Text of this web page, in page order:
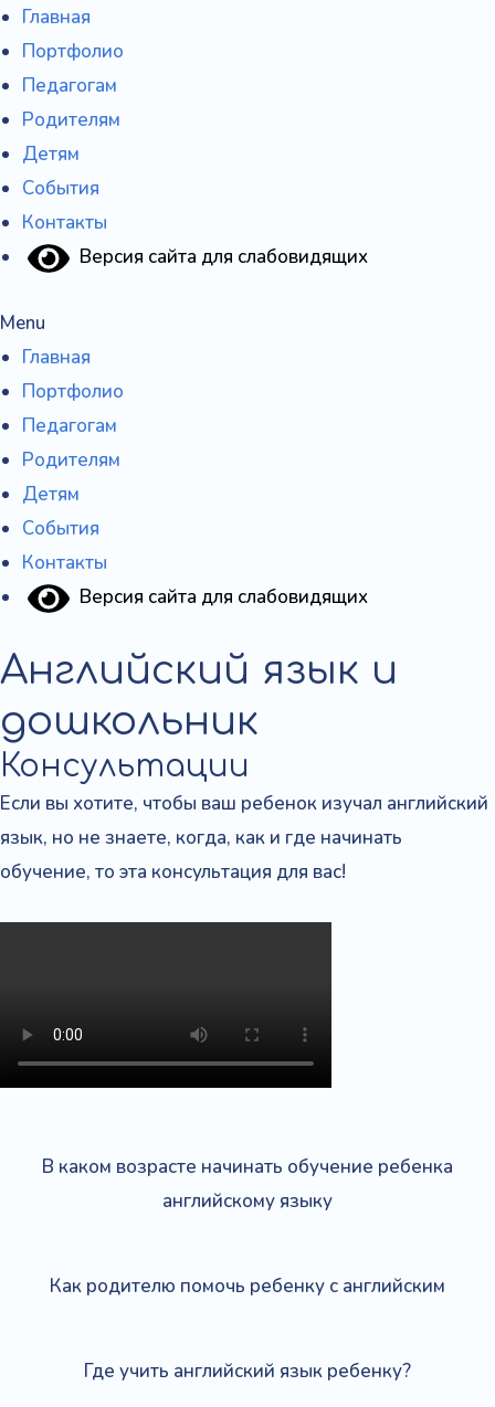
Перейти
к
содержимому
Главная
Портфолио
Педагогам
Родителям
Детям
События
Контакты
Версия сайта для слабовидящих
Menu
Главная
Портфолио
Педагогам
Родителям
Детям
События
Контакты
Версия сайта для слабовидящих
Английский язык и
дошкольник
Консультации
Если вы хотите, чтобы ваш ребенок изучал английский
язык, но не знаете, когда, как и где начинать
обучение, то эта консультация для вас!
В каком возрасте начинать обучение ребенка
английскому языку
Как родителю помочь ребенку с английским
Где учить английский язык ребенку?